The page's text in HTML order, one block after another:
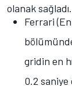
olanak sağladı.
Ferrari
gridin en
0.2